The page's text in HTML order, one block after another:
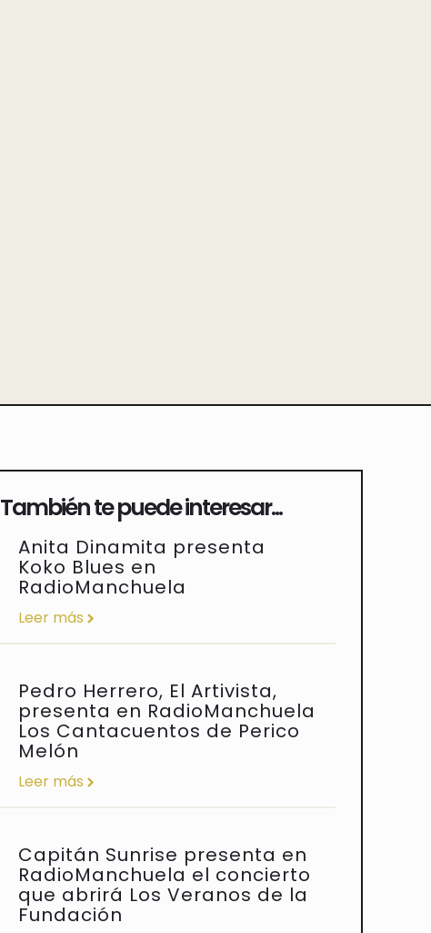
También te puede interesar...
Anita Dinamita presenta
Koko Blues en
RadioManchuela
Leer más
Pedro Herrero, El Artivista,
presenta en RadioManchuela
Los Cantacuentos de Perico
Melón
Leer más
Capitán Sunrise presenta en
RadioManchuela el concierto
que abrirá Los Veranos de la
Fundación